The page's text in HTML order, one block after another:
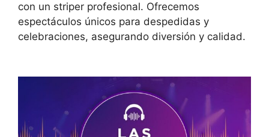
con un striper profesional. Ofrecemos
espectáculos únicos para despedidas y
celebraciones, asegurando diversión y calidad.